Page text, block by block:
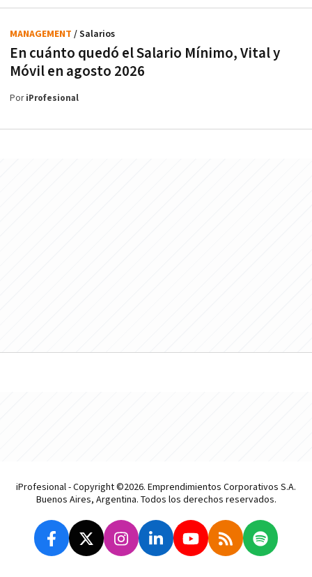
En cuánto quedó el Salario Mínimo, Vital y
Móvil en agosto 2026
MANAGEMENT / Salarios
PoriProfesional
iProfesional - Copyright ©2026. Emprendimientos Corporativos S.A.
Buenos Aires, Argentina. Todos los derechos reservados.